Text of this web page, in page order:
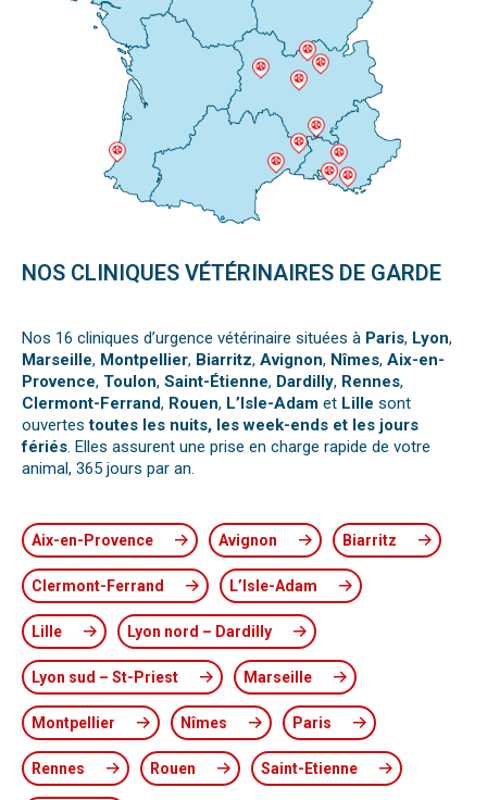
NOS CLINIQUES VÉTÉRINAIRES DE GARDE
Nos 16 cliniques d’urgence vétérinaire situées à Paris, Lyon,
Marseille, Montpellier, Biarritz, Avignon, Nîmes, Aix-en-
Provence, Toulon, Saint-Étienne, Dardilly, Rennes,
Clermont-Ferrand, Rouen, L’Isle-Adam et Lille sont
ouvertestoutes les nuits, les week-ends et les jours
fériés. Elles assurent une prise en charge rapide de votre
animal, 365 jours par an.
Aix-en-Provence Avignon Biarritz
Clermont-Ferrand L’Isle-Adam
Lille Lyon nord – Dardilly
Lyon sud – St-Priest Marseille
Montpellier Nîmes Paris
Rennes Rouen Saint-Etienne